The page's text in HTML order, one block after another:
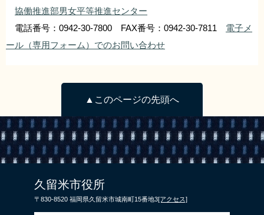
協働推進部男女平等推進センター
電話番号：0942-30-7800 FAX番号：0942-30-7811 電子メ
ール（専用フォーム）でのお問い合わせ
▲このページの先頭へ
久留米市役所
〒830-8520 福岡県久留米市城南町15番地3[アクセス]